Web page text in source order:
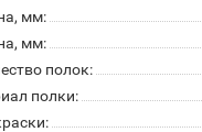
мм:
мм:
полок:
полки: